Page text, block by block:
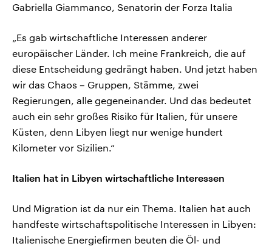
Gabriella Giammanco, Senatorin der Forza Italia
„Es gab wirtschaftliche Interessen anderer
europäischer Länder. Ich meine Frankreich, die auf
diese Entscheidung gedrängt haben. Und jetzt haben
wir das Chaos – Gruppen, Stämme, zwei
Regierungen, alle gegeneinander. Und das bedeutet
auch ein sehr großes Risiko für Italien, für unsere
Küsten, denn Libyen liegt nur wenige hundert
Kilometer vor Sizilien.“
Italien hat in Libyen wirtschaftliche Interessen
Und Migration ist da nur ein Thema. Italien hat auch
handfeste wirtschaftspolitische Interessen in Libyen:
Italienische Energiefirmen beuten die Öl- und